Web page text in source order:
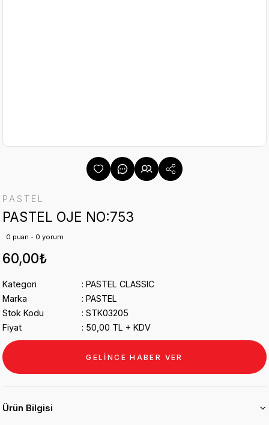
PASTEL
PASTEL OJE NO:753
0 puan - 0 yorum
60,00₺
Kategori
PASTEL CLASSIC
Marka
PASTEL
Stok Kodu
STK03205
Fiyat
50,00 TL + KDV
GELİNCE HABER VER
Ürün Bilgisi